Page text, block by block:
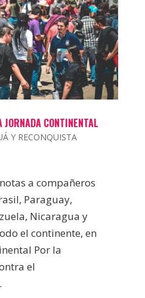
CONTINENTAL
Y RECONQUISTA
a compañeros
Paraguay,
Nicaragua y
el continente, en
Por la
el